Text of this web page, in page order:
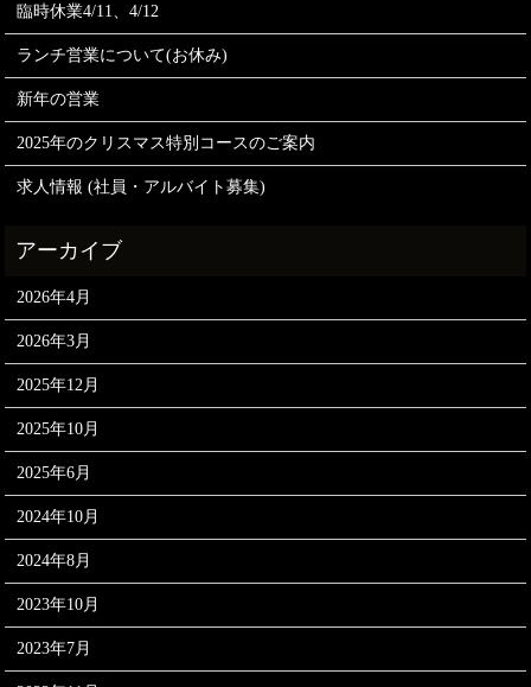
臨時休業4/11、4/12
ランチ営業について(お休み)
新年の営業
2025年のクリスマス特別コースのご案内
求人情報 (社員・アルバイト募集)
2026年4月
2026年3月
2025年12月
2025年10月
2025年6月
2024年10月
2024年8月
2023年10月
2023年7月